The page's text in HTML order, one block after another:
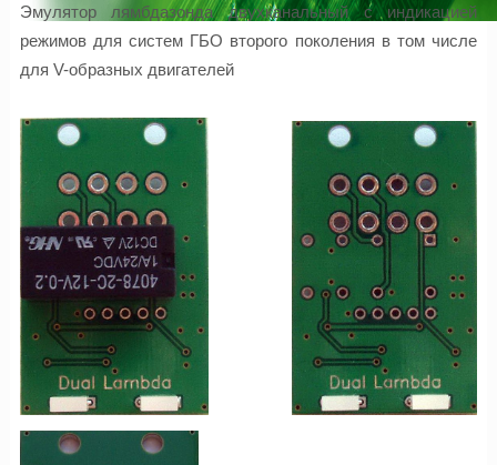
Эмулятор лямбдазонда двухканальный с индикацией
режимов для систем ГБО второго поколения в том числе
для V-образных двигателей